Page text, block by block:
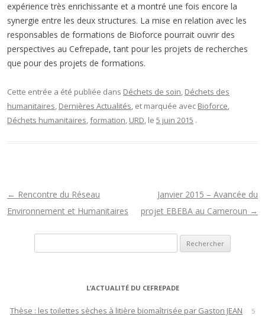
expérience très enrichissante et a montré une fois encore la
synergie entre les deux structures. La mise en relation avec les
responsables de formations de Bioforce pourrait ouvrir des
perspectives au Cefrepade, tant pour les projets de recherches
que pour des projets de formations.
Cette entrée a été publiée dans Déchets de soin, Déchets des
humanitaires, Dernières Actualités, et marquée avec Bioforce,
Déchets humanitaires,formation, URD, le 5 juin 2015 .
N
a
← Rencontre du Réseau
Environnement et Humanitaires
Janvier 2015 – Avancée du
projet EBEBA au Cameroun →
L’ACTUALITÉ DU CEFREPADE
Thèse : les toilettes sèches à litière biomaîtrisée par Gaston JEAN
5